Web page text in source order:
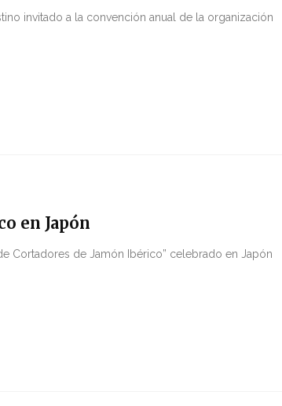
invitado a la convención anual de la organización
en Japón
Cortadores de Jamón Ibérico” celebrado en Japón